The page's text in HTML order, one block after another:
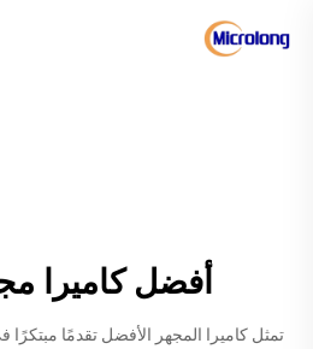
أفضل كاميرا
تمثل كاميرا المجهر الأفضل تقدمًا مبتكرًا